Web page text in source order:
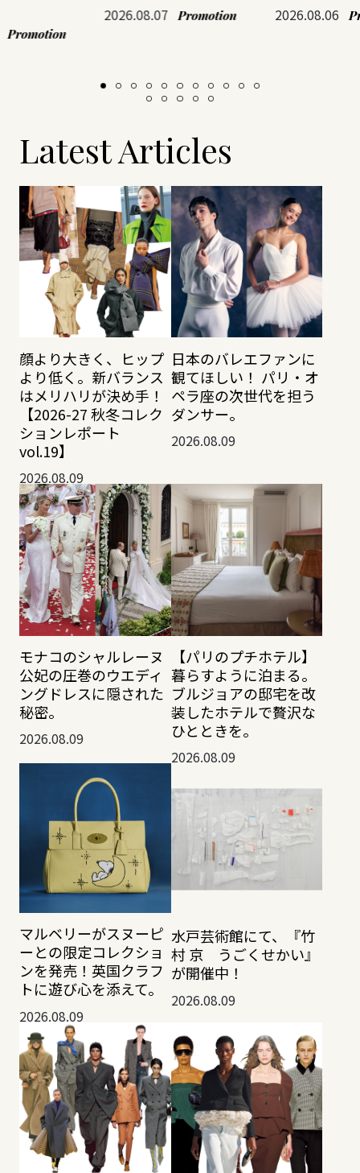
Promotion
2026.08.07 Promotion 2026.08.06
Latest Articles
顔より大きく、ヒップ
より低く。新バランス
はメリハリが決め手！
【2026-27 秋冬コレク
ションレポート
vol.19】
2026.08.09
日本のバレエファンに
観てほしい！ パリ・オ
ペラ座の次世代を担う
ダンサー。
2026.08.09
モナコのシャルレーヌ
公妃の圧巻のウエディ
ングドレスに隠された
秘密。
2026.08.09
【パリのプチホテル】
暮らすように泊まる。
ブルジョアの邸宅を改
装したホテルで贅沢な
ひとときを。
2026.08.09
マルベリーがスヌーピ
ーとの限定コレクショ
ンを発売！英国クラフ
トに遊び心を添えて。
2026.08.09
水戸芸術館にて、『竹
村 京 うごくせかい』
が開催中！
2026.08.09